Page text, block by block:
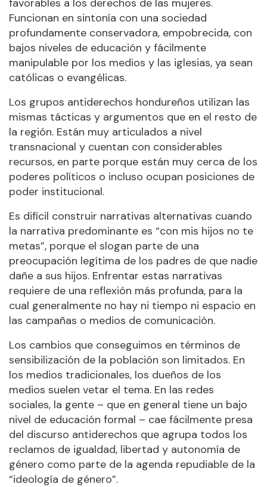
favorables a los derechos de las mujeres.
Funcionan en sintonía con una sociedad
profundamente conservadora, empobrecida, con
bajos niveles de educación y fácilmente
manipulable por los medios y las iglesias, ya sean
católicas o evangélicas.
Los grupos antiderechos hondureños utilizan las
mismas tácticas y argumentos que en el resto de
la región. Están muy articulados a nivel
transnacional y cuentan con considerables
recursos, en parte porque están muy cerca de los
poderes políticos o incluso ocupan posiciones de
poder institucional.
Es difícil construir narrativas alternativas cuando
la narrativa predominante es “con mis hijos no te
metas”, porque el slogan parte de una
preocupación legítima de los padres de que nadie
dañe a sus hijos. Enfrentar estas narrativas
requiere de una reflexión más profunda, para la
cual generalmente no hay ni tiempo ni espacio en
las campañas o medios de comunicación.
Los cambios que conseguimos en términos de
sensibilización de la población son limitados. En
los medios tradicionales, los dueños de los
medios suelen vetar el tema. En las redes
sociales, la gente – que en general tiene un bajo
nivel de educación formal – cae fácilmente presa
del discurso antiderechos que agrupa todos los
reclamos de igualdad, libertad y autonomía de
género como parte de la agenda repudiable de la
“ideología de género”.